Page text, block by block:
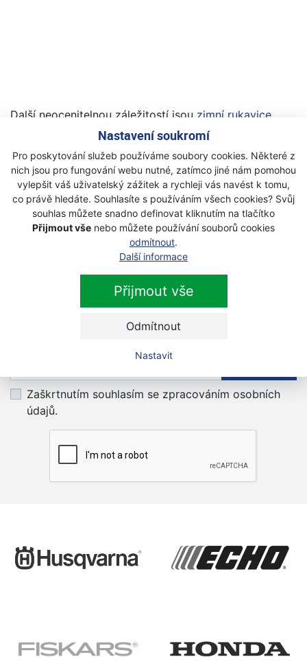
Nastavení soukromí
Pro poskytování služeb používáme soubory cookies. Některé z
nich jsou pro fungování webu nutné, zatímco jiné nám pomohou
vylepšit váš uživatelský zážitek a rychleji vás navést k tomu,
co právě hledáte. Souhlasíte s používáním všech cookies? Svůj
souhlas můžete snadno definovat kliknutím na tlačítko
Přijmout vše nebo můžete používání souborů cookies
odmítnout.
Další informace
Přijmout vše
Odmítnout
Nastavit
Další neocenitelnou záležitostí jsou zimní rukavice
. Tyto rukavice jsou vybaveny protiskluzovou
příjemnou, hřejivou fleecovou podšívku.
Softshell technologie zajišťuje vysokou odolnost vůči
vodě a současně dostatečnou prodyšnost i při
namáhavé práci.
Vybírat můžete i z pravidelné akční nabídky.
Přihlaste se k odběru novinek
Zaškrtnutím souhlasím se zpracováním osobních
údajů.